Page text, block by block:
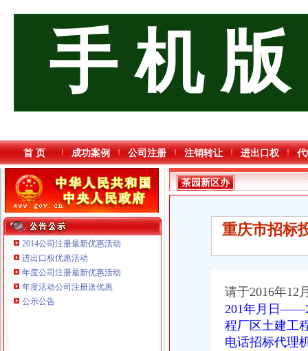
手 机 版
首 页 成功案例 公司注册 注销转让 进出口权
2014公司注册最新优惠活动
进出口权优惠活动
年度公司注册最新优惠活动
年度活动公司注册送优惠
公示公告
茶园新区办
公司
重庆市招标
请于2016年12
201年月日
程厂区土建工
电话招标代理